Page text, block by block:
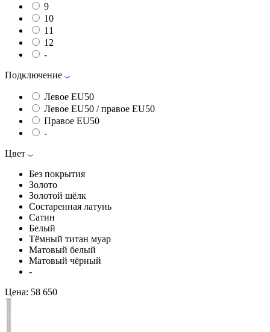
9
10
11
12
-
Подключение
Левое EU50
Левое EU50 / правое EU50
Правое EU50
-
Цвет
Без покрытия
Золото
Золотой шёлк
Состаренная латунь
Сатин
Белый
Тёмный титан муар
Матовый белый
Матовый чёрный
-
Цена: 58 650